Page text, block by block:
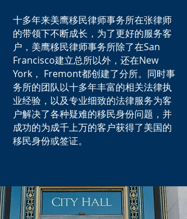
十多年来美鹰移民律师事务所在张律师
的带领下不断成长，为了更好的服务客
户，美鹰移民律师事务所除了在San
Francisco建立总所以外，还在New
York， Fremont都创建了分所。同时事
务所的团队以十多年丰富的相关法律执
业经验，以及专业细致的法律服务为客
户解决了各种疑难的移民身份问题，并
成功的为成千上万的客户获得了美国的
移民身份或签证。